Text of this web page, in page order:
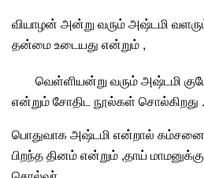
வியாழன் அன்று வரும் அஷ்டமி
தன்மை உடையது என்றும் ,
வெள்ளியன்று வரும்அஷ்டமி
என்றும் சோதிட நூல்கள் சொல்கிறது .
பொதுவாக அஷ்டமி என்றால்
பிறந்த தினம்என்றும் ,தாய்